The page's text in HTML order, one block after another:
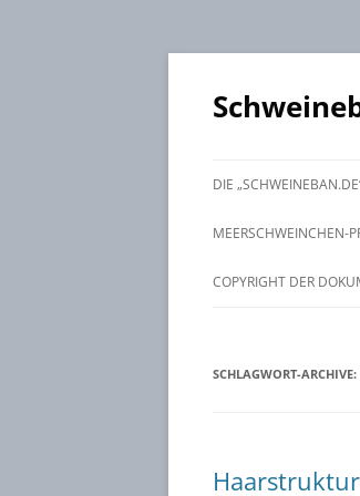
DIE
MEERSCHWEINCHEN-
STALLHYGIENE
COPYRIGHT DER
SCHLAGWORT-ARCHIVE:
Haarstruktur